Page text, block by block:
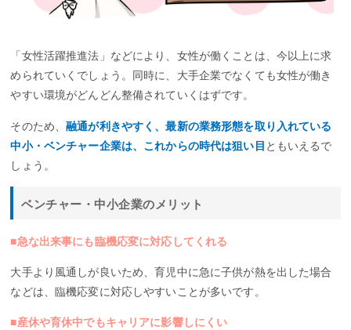
「女性活躍推進法」などにより、女性が働くことは、今以上に求
められていくでしょう。同時に、大手企業でなくても女性が働き
やすい環境がどんどん整備されていくはずです。
そのため、融通が利きやすく、最新の業務形態を取り入れている
中小・ベンチャー企業は、これからの時代は狙い目 ともいえるで
しょう。
ベンチャー・中小企業のメリット
■急な出来事にも臨機応変に対応してくれる
大手より風通しが良いため、育児中に急に子供が熱を出した場合
などは、臨機応変に対応しやすいことが多いです。
■産休や育休中でもキャリアに影響しにくい